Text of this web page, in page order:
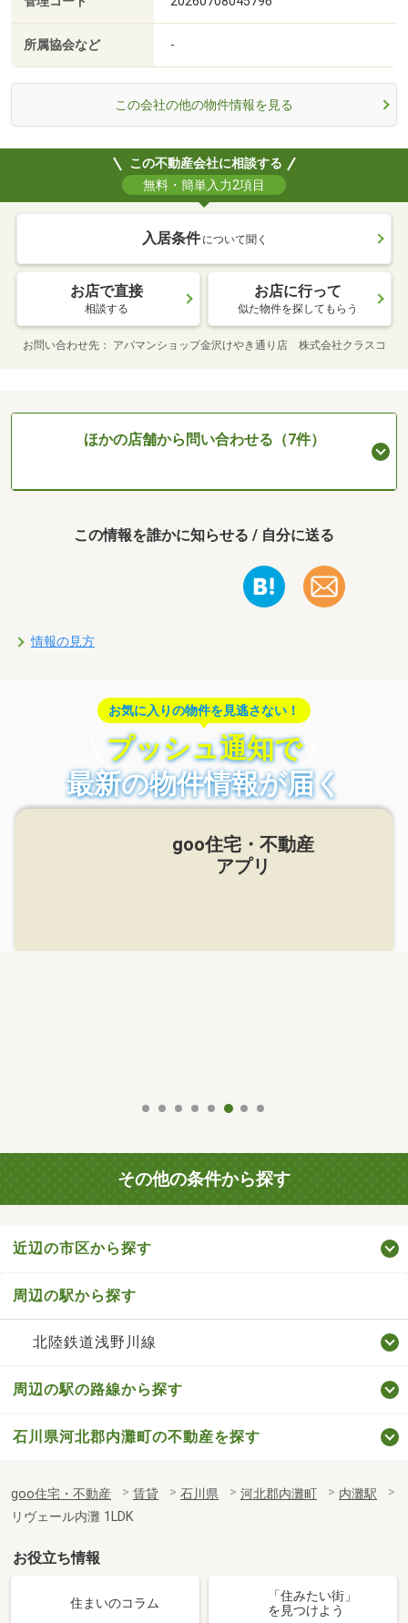
所属協会など -
この会社の他の物件情報を見る
この不動産会社に相談する
無料・簡単入力2項目
入居条件 について聞く
お店で直接
相談する
お店に行って
似た物件を探してもらう
お問い合わせ先 アパマンショップ金沢けやき通り店 株式会社クラスコ
ほかの店舗から問い合わせる（7件）
この情報を誰かに知らせる / 自分に送る
情報の見方
お気に入りの物件を見逃さない！
プッシュ通知で
最新の物件情報が届く
goo住宅・不動産
アプリ
その他の条件から探す
近辺の市区から探す
周辺の駅から探す
北陸鉄道浅野川線
周辺の駅の路線から探す
石川県河北郡内灘町の不動産を探す
goo住宅・不動産 賃貸 石川県 河北郡内灘町
内灘駅
リヴェール内灘 1LDK
お役立ち情報
住まいのコラム
「住みたい街」
を見つけよう